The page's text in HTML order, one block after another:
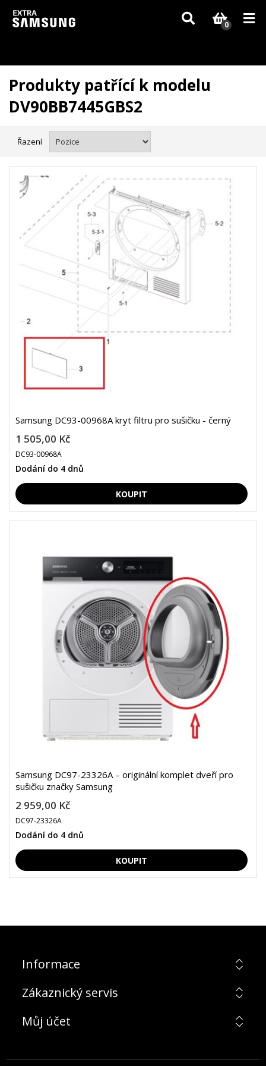
Vzhledem k aktuální situaci se může dodání dílů, které nejsou skladem,
zpozdit. Děkujeme za pochopení.
0
Produkty patřící k modelu
DV90BB7445GBS2
Řazení
Samsung DC93-00968A kryt filtru pro sušičku - černý
1 505,00 Kč
DC93-00968A
Dodání do 4 dnů
Samsung DC97-23326A – originální komplet dveří pro
sušičku značky Samsung
2 959,00 Kč
DC97-23326A
Dodání do 4 dnů
Informace
Zákaznický servis
Můj účet